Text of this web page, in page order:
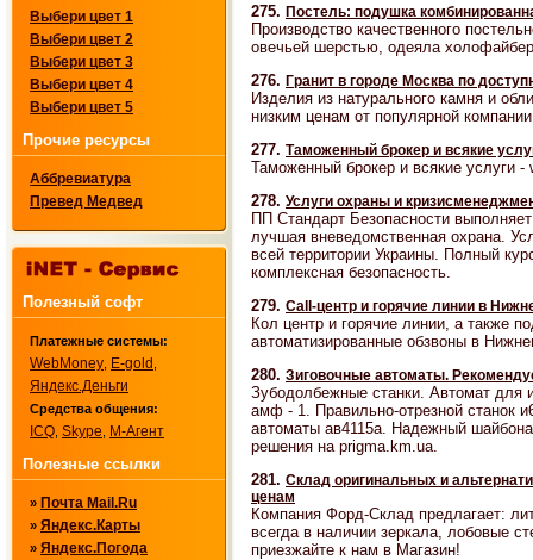
Выбери цвет 1
Выбери цвет 2
Выбери цвет 3
Выбери цвет 4
Выбери цвет 5
Прочие ресурсы
Аббревиатура
Превед Медвед
Полезный софт
Платежные системы:
WebMoney E-gold
Яндекс.Деньги
Средства общения:
ICQ Skype М-Агент
Полезные ссылки
» Почта Mail.Ru
» Яндекс.Карты
» Яндекс.Погода
275. Постель: подушка
Производство качественного
овечьей шерстью, одеяла
276. Гранит в городе Москва по
Изделия из натурального камня и
низким ценам от популярной
277. Таможенный брокер и всякие
Таможенный брокер и всякие услуги
278. Услуги охраны и
ПП Стандарт Безопасности
лучшая вневедомственная охрана.
всей территории Украины. Полный
комплексная безопасность.
279. Call-центр и горячие линии в
Кол центр и горячие линии, а также
автоматизированные обзвоны в
280. Зиговочные автоматы.
Зубодолбежные станки. Автомат для
амф - 1. Правильно-отрезной станок
автоматы ав4115а. Надежный
решения на prigma.km.ua.
281. Склад оригинальных и
ценам
Компания Форд-Склад предлагает:
всегда в наличии зеркала, лобовые
приезжайте к нам в Магазин!